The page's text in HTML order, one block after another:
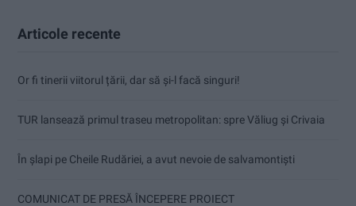
Articole recente
Or fi tinerii viitorul țării, dar să și-l facă singuri!
TUR lansează primul traseu metropolitan: spre Văliug și Crivaia
În șlapi pe Cheile Rudăriei, a avut nevoie de salvamontiști
COMUNICAT DE PRESĂ ÎNCEPERE PROIECT